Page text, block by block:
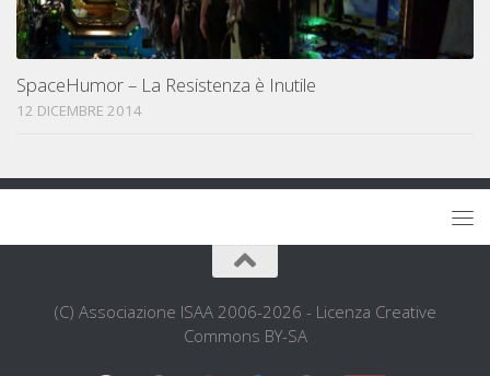
SpaceHumor – La Resistenza è Inutile
12 DICEMBRE 2014
(C) Associazione ISAA 2006-2026 - Licenza Creative
Commons BY-SA